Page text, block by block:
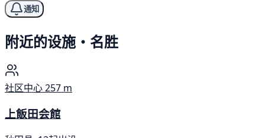
通知
附近的设施・名胜
社区中心257 m
上飯田会館